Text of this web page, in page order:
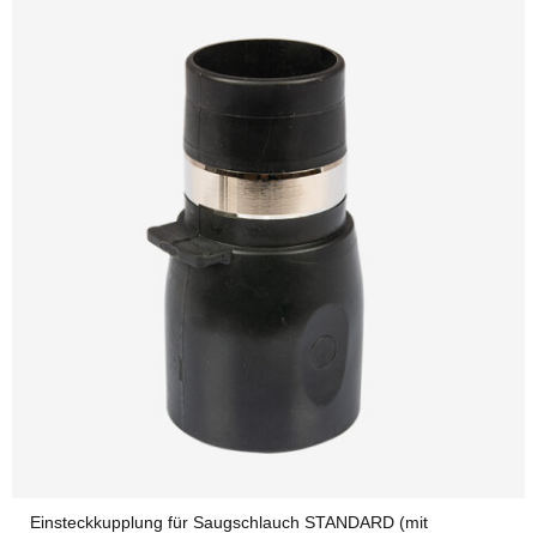
Einsteckkupplung für Saugschlauch STANDARD (mit